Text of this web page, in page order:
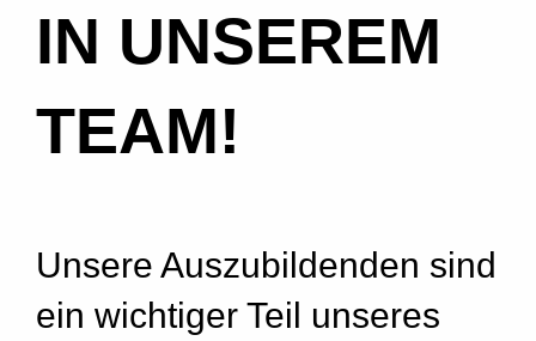
IN UNSEREM
TEAM!
Unsere Auszubildenden sind
ein wichtiger Teil unseres